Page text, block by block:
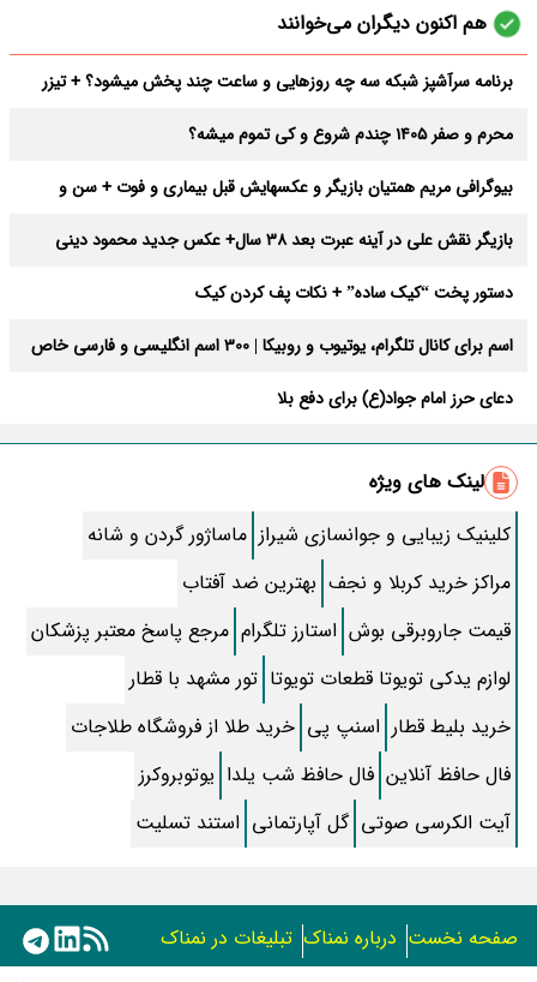
هم اکنون دیگران می‌خوانند
برنامه سرآشپز شبکه سه چه روزهایی و ساعت چند پخش میشود؟ + تیزر
محرم و صفر 1405 چندم شروع و کی تموم میشه؟
بیوگرافی مریم همتیان بازیگر و عکسهایش قبل بیماری و فوت + سن و
بازیگر نقش علی در آینه عبرت بعد 38 سال+ عکس جدید محمود دینی
دستور پخت “کیک ساده” + نکات پف کردن کیک
اسم برای کانال تلگرام، یوتیوب و روبیکا | 300 اسم انگلیسی و فارسی خاص
دعای حرز امام جواد(ع) برای دفع بلا
متن کامل زیارت عاشورا همراه با ترجمه و صوت
اسم مذهبی پسرانه شیک و جدید با همه حروف
دستور تهیه کیک ساده بدون شیر و روغن خانگی
طرز تهیه جوجه کباب تابه ای آبدار رستورانی بدون منقل و سیخ
طرز تهیه “کباب تابه ای” خوشمزه و خانگی + آموزش تصویری با نکات
بیوگرافی نیما اکبرخانی؛ همسر، شغل و سوابقش قبل برنامه به وقت ایران
با خواستگاری که متولد این ماهه، ازدواج نکن !!
متن سوره مزمل و خواص شگفت انگیز آن
لینک های ویژه
کلینیک زیبایی و جوانسازی شیراز ماساژور گردن و شانه
مراکز خرید کربلا و نجف بهترین ضد آفتاب
قیمت جاروبرقی بوش استارز تلگرام مرجع پاسخ معتبر پزشکان
لوازم یدکی تویوتا قطعات تویوتا تور مشهد با قطار
خرید بلیط قطار اسنپ پی خرید طلا از فروشگاه طلاجات
فال حافظ آنلاین فال حافظ شب یلدا یوتوبروکرز
آیت الکرسی صوتی گل آپارتمانی استند تسلیت
صفحه نخست درباره نمناک تبلیغات در نمناک